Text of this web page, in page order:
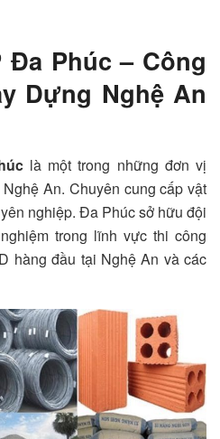
Đa Phúc – Công
Dựng Nghệ An
là một trong những đơn vị
An. Chuyên cung cấp vật
nghiệp. Đa Phúcsở hữu đội
trong lĩnh vực thi công
hàng đầu tại Nghệ An và các